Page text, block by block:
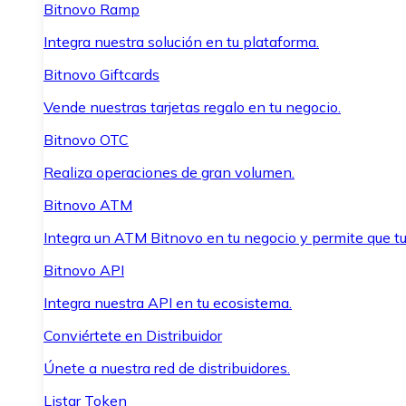
Bitnovo Ramp
Integra nuestra solución en tu plataforma.
Bitnovo Giftcards
Vende nuestras tarjetas regalo en tu negocio.
Bitnovo OTC
Realiza operaciones de gran volumen.
Bitnovo ATM
Integra un ATM Bitnovo en tu negocio y permite que
Bitnovo API
Integra nuestra API en tu ecosistema.
Conviértete en Distribuidor
Únete a nuestra red de distribuidores.
Listar Token